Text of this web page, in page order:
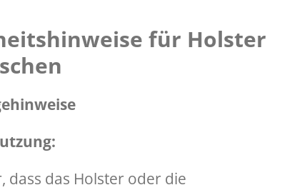
für Holster
dass das Holster oder die